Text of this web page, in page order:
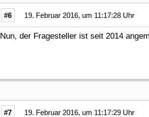
#6 19. Februar 2016, um 11:17:28 Uhr
Nun, der Fragesteller ist seit 2014
#7 19. Februar 2016, um 11:17:29 Uhr